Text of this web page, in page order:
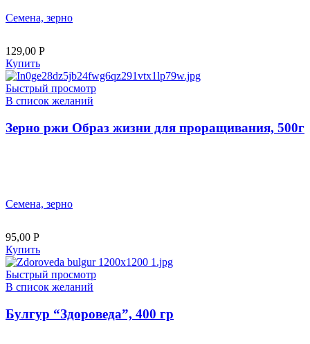
Семена, зерно
129,00 Р
Купить
Быстрый просмотр
В список желаний
Зерно ржи Образ жизни для проращивания, 500г
Семена, зерно
95,00 Р
Купить
Быстрый просмотр
В список желаний
Булгур “Здороведа”, 400 гр